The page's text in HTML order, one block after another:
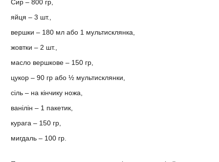
Сир – 800 гр,
яйця – 3 шт.,
вершки – 180 мл або 1 мультисклянка,
жовтки – 2 шт.,
масло вершкове – 150 гр,
цукор – 90 гр або ½ мультисклянки,
сіль – на кінчику ножа,
ванілін – 1 пакетик,
курага – 150 гр,
мигдаль – 100 гр.